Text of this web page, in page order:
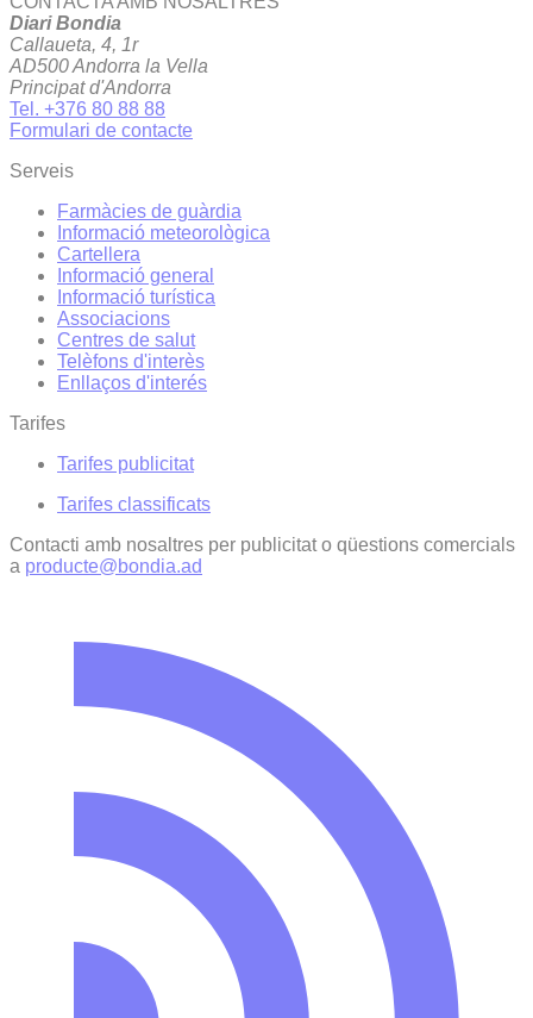
Diari Bondia
Callaueta, 4, 1r
AD500 Andorra la Vella
Principat d'Andorra
Tel. +376 80 88 88
Formulari de contacte
Serveis
Farmàcies de guàrdia
Informació meteorològica
Cartellera
Informació general
Informació turística
Associacions
Centres de salut
Telèfons d'interès
Enllaços d'interés
Tarifes
Tarifes publicitat
Tarifes classificats
Contacti amb nosaltres per publicitat o qüestions comercials
a producte@bondia.ad